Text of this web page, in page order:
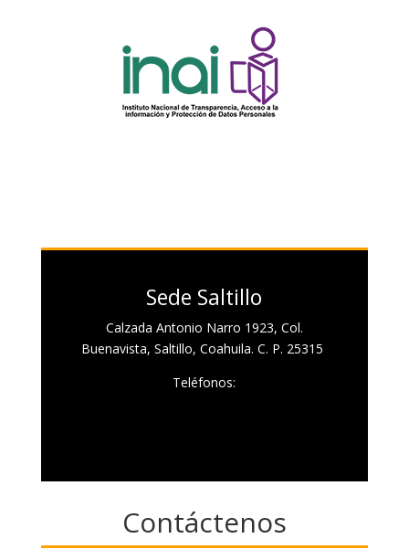
Sede Saltillo
Calzada Antonio Narro 1923, Col.
Buenavista, Saltillo, Coahuila. C. P. 25315
Teléfonos:
Contáctenos